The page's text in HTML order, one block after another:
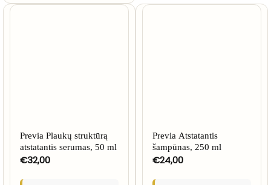
Previa Plaukų struktūrą
atstatantis serumas, 50 ml
€32,00
Previa Atstatantis
šampūnas, 250 ml
€24,00